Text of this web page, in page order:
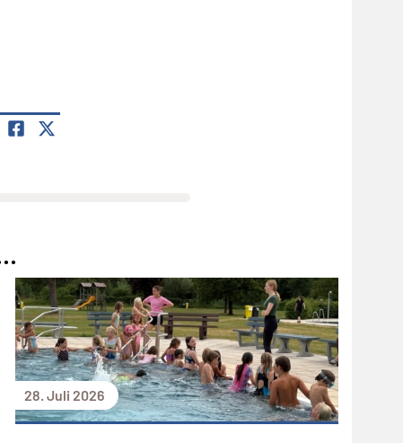
28. Juli 2026